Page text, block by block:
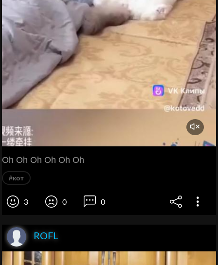
Oh Oh Oh Oh Oh Oh
#кот
3 0 0
ROFL